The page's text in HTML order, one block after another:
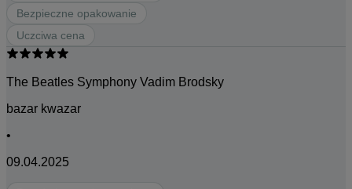
Bezpieczne opakowanie
Uczciwa cena
The Beatles Symphony Vadim Brodsky
bazar kwazar
•
09.04.2025